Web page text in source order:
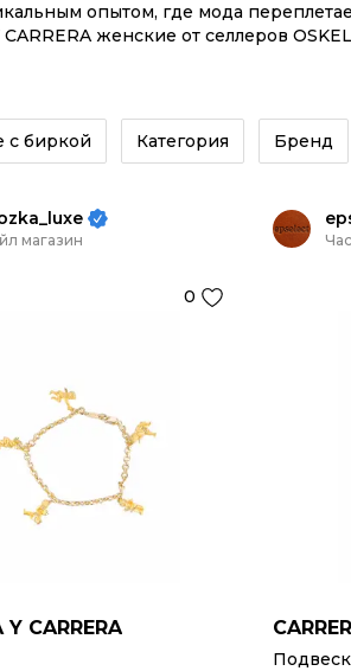
опытом, где мода
женские от селлеров
Y CARRERA женские из новых
с биркой Категория Бренд
магазин
0
Y CARRERA